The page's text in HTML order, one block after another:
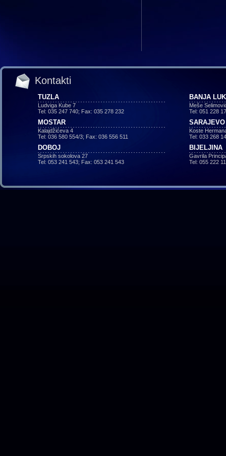
Kontakti
TUZLA
Ludviga Kube 7
Tel: 035 247 740; Fax: 035 278 232
MOSTAR
Kalajdžićeva 4
Tel: 036 580 554/3; Fax: 036 556 511
DOBOJ
Srpskih sokolova 27
Tel: 053 241 543; Fax: 053 241 543
BANJA
Meše
Tel: 051 228
SARAJEVO
Koste
Tel: 033 268
BIJELJINA
Gavrila
Tel: 055 222